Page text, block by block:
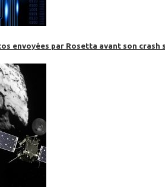
envoyées par Rosetta avant son crash